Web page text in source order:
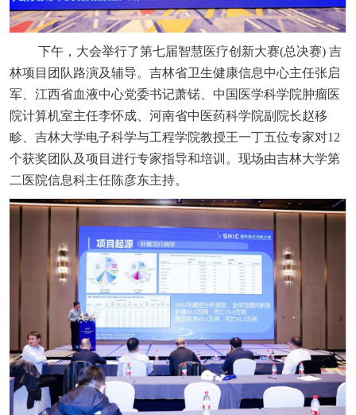
下午，大会举行了第七届智慧医疗创新大赛(总决赛) 吉
林项目团队路演及辅导。吉林省卫生健康信息中心主任张启
军、江西省血液中心党委书记萧锘、中国医学科学院肿瘤医
院计算机室主任李怀成、河南省中医药科学院副院长赵移
畛、吉林大学电子科学与工程学院教授王一丁五位专家对12
个获奖团队及项目进行专家指导和培训。现场由吉林大学第
二医院信息科主任陈彦东主持。